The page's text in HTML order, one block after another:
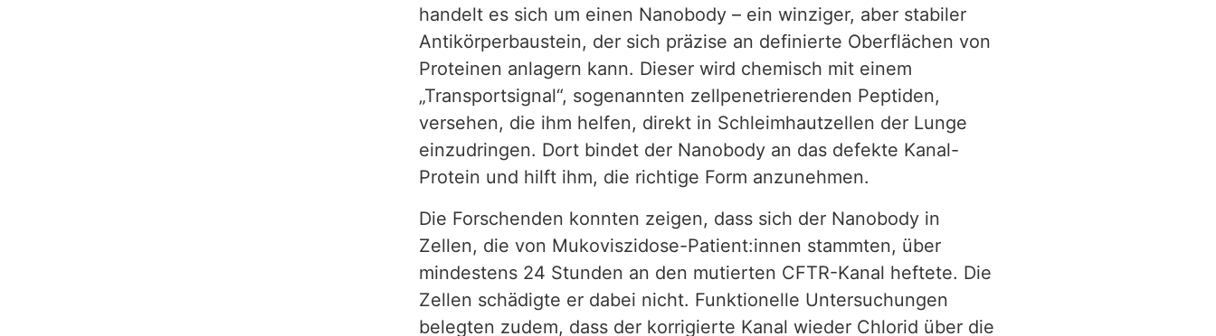
handelt es sich um einen Nanobody – ein winziger, aber stabiler
Antikörperbaustein, der sich präzise an definierte Oberflächen von
Proteinen anlagern kann. Dieser wird chemisch mit einem
„Transportsignal“, sogenannten zellpenetrierenden Peptiden,
versehen, die ihm helfen, direkt in Schleimhautzellen der Lunge
einzudringen. Dort bindet der Nanobody an das defekte Kanal-
Protein und hilft ihm, die richtige Form anzunehmen.
Die Forschenden konnten zeigen, dass sich der Nanobody in
Zellen, die von Mukoviszidose-Patient:innen stammten, über
mindestens 24 Stunden an den mutierten CFTR-Kanal heftete. Die
Zellen schädigte er dabei nicht. Funktionelle Untersuchungen
belegten zudem, dass der korrigierte Kanal wieder Chlorid über die